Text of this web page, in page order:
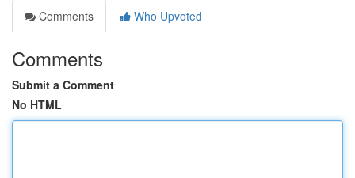
Comments
Who Upvoted
Comments
Submit a Comment
No HTML